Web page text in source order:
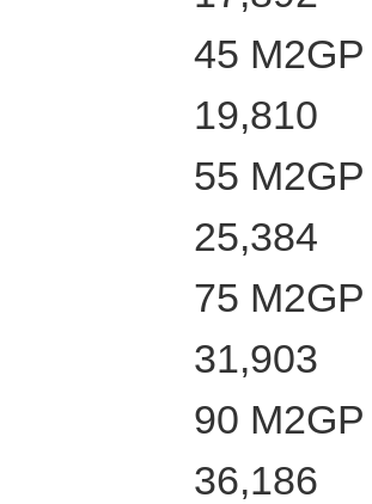
45
19,810
55
25,384
75
31,903
90
36,186